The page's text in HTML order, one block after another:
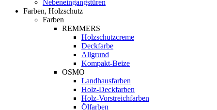
Nebeneingangstüren
Farben, Holzschutz
Farben
REMMERS
Holzschutzcreme
Deckfarbe
Allgrund
Kompakt-Beize
OSMO
Landhausfarben
Holz-Deckfarben
Holz-Vorstreichfarben
Ölfarben